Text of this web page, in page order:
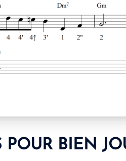
POUR BIEN